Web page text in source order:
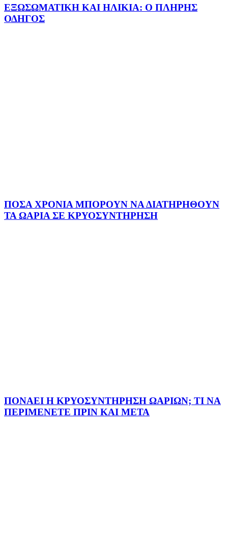
ΕΞΩΣΩΜΑΤΙΚΗ ΚΑΙ ΗΛΙΚΙΑ: Ο ΠΛΗΡΗΣ
ΟΔΗΓΟΣ
ΠΟΣΑ ΧΡΟΝΙΑ ΜΠΟΡΟΥΝ ΝΑ ΔΙΑΤΗΡΗΘΟΥΝ
ΤΑ ΩΑΡΙΑ ΣΕ ΚΡΥΟΣΥΝΤΗΡΗΣΗ
ΠΟΝΑΕΙ Η ΚΡΥΟΣΥΝΤΗΡΗΣΗ ΩΑΡΙΩΝ; ΤΙ ΝΑ
ΠΕΡΙΜΕΝΕΤΕ ΠΡΙΝ ΚΑΙ ΜΕΤΑ